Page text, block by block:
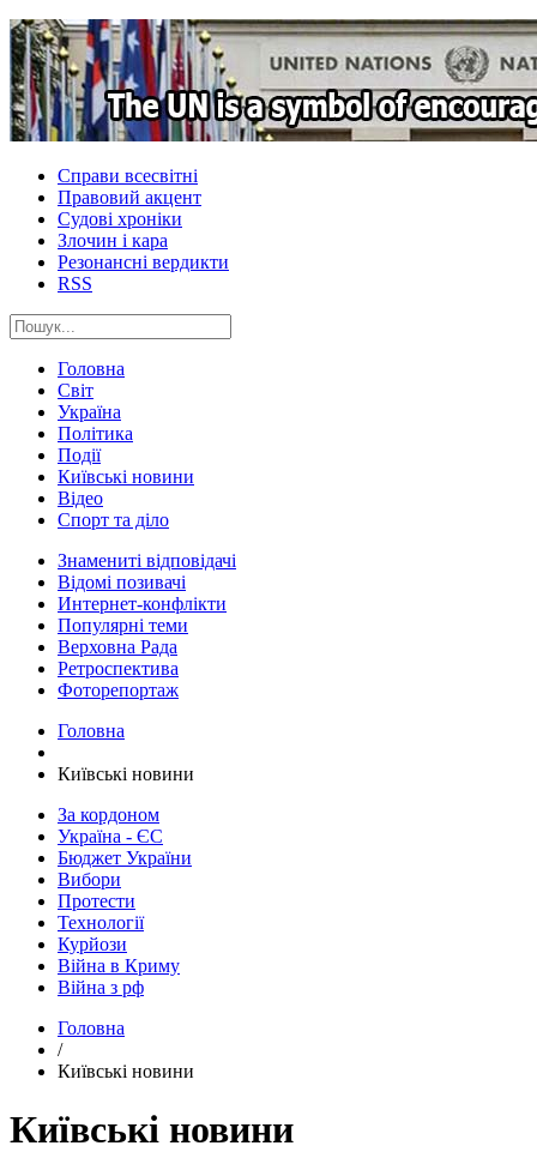
Справи всесвітні
Правовий акцент
Судові хроніки
Злочин і кара
Резонансні вердикти
RSS
Головна
Світ
Україна
Політика
Події
Київські новини
Відео
Спорт та діло
Знамениті відповідачі
Відомі позивачі
Интернет-конфлікти
Популярні теми
Верховна Рада
Ретроспектива
Фоторепортаж
Головна
Київські новини
За кордоном
Україна - ЄС
Бюджет України
Вибори
Протести
Технології
Курйози
Війна в Криму
Війна з рф
Головна
/
Київські новини
Київські новини